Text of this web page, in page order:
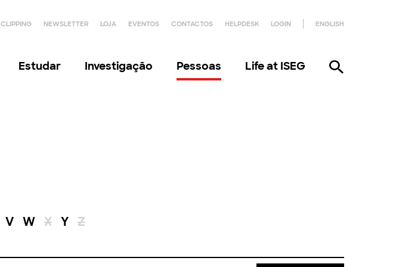
CLIPPING NEWSLETTER LOJA EVENTOS CONTACTOS HELPDESK LOGIN ENGLISH
Estudar Investigação Pessoas Life at ISEG
V W X Y Z